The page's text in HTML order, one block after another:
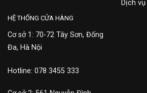
Dịch
HỆ THỐNG CỬA HÀNG
Cơ sở 1: 70-72 Tây Sơn, Đống
Đa, Hà Nội
Hotline: 078 3455 333